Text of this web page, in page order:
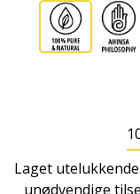
Laget
unødvendige